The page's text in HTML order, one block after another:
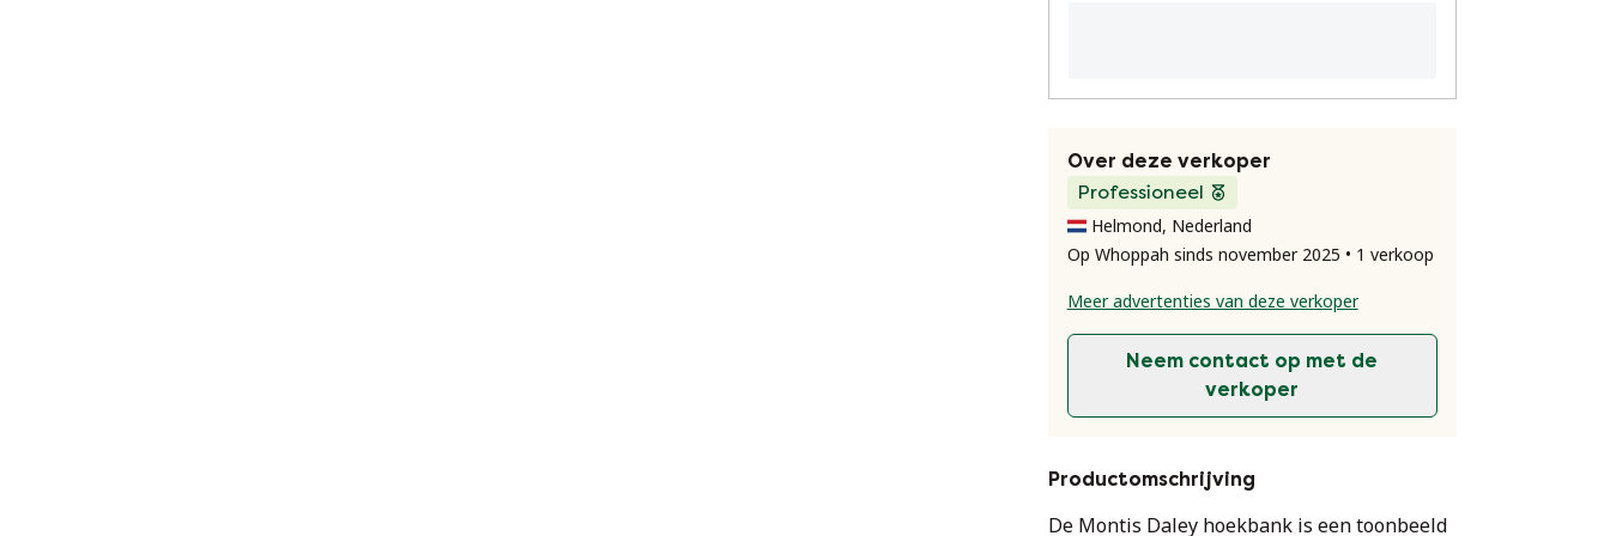
Over deze verkoper
Professioneel
Helmond, Nederland
Op Whoppah sinds november 2025 • 1 verkoop
Meer advertenties van deze verkoper
Neem contact op met de
verkoper
Productomschrijving
De Montis Daley hoekbank is een toonbeeld